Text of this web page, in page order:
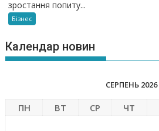
зростання попиту...
Бізнес
Календар новин
СЕРПЕНЬ 2026
ПН ВТ СР ЧТ